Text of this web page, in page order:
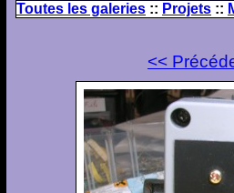
Toutes les galeries :: Projets ::
<<